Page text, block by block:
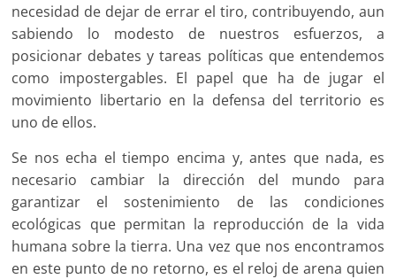
necesidad de dejar de errar el tiro, contribuyendo, aun
sabiendo lo modesto de nuestros esfuerzos, a
posicionar debates y tareas políticas que entendemos
como impostergables. El papel que ha de jugar el
movimiento libertario en la defensa del territorio es
uno de ellos.
Se nos echa el tiempo encima y, antes que nada, es
necesario cambiar la dirección del mundo para
garantizar el sostenimiento de las condiciones
ecológicas que permitan la reproducción de la vida
humana sobre la tierra. Una vez que nos encontramos
en este punto de no retorno, es el reloj de arena quien